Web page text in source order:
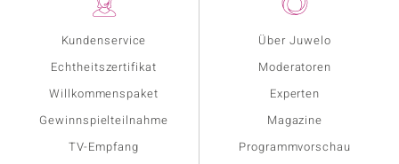
Kundenservice
Echtheitszertifikat
Willkommenspaket
Gewinnspielteilnahme
TV-Empfang
Über Juwelo
Moderatoren
Experten
Magazine
Programmvorschau